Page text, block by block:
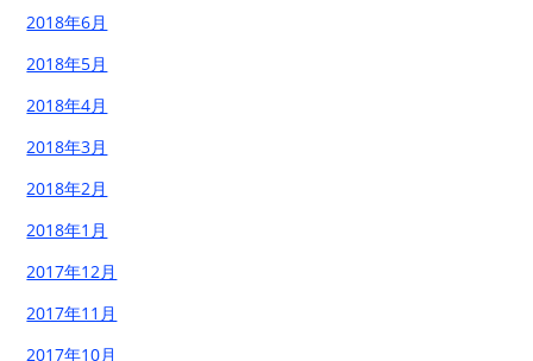
2018年6月
2018年5月
2018年4月
2018年3月
2018年2月
2018年1月
2017年12月
2017年11月
2017年10月